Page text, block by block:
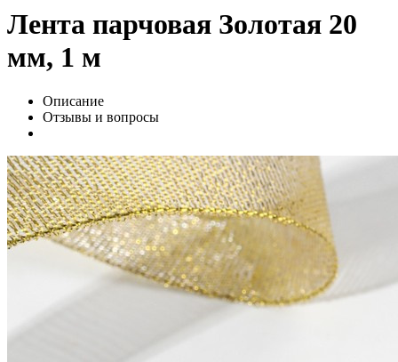
Лента парчовая Золотая 20
мм, 1 м
Описание
Отзывы и вопросы